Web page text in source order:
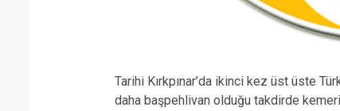
Tarihi Kırkpınar’da ikinci kez üst üste
daha başpehlivan olduğu takdirde